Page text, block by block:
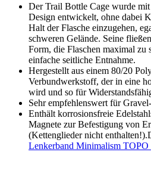
Der Trail Bottle Cage wurde
Design entwickelt, ohne dabei
Halt der Flasche einzugehen,
schweren Gelände. Seine
Form, die Flaschen maximal zu
einfache seitliche Entnahme.
Hergestellt aus einem 80/20
Verbundwerkstoff, der in eine
wird und so für
Sehr empfehlenswert für
Enthält korrosionsfreie
Magnete zur Befestigung von
(Kettenglieder nicht
Lenkerband Minimalism TOPO